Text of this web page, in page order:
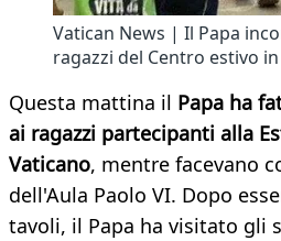
Vatican News | Il Papa
ragazzi del Centro estivo
Questa mattina il Papa ha
ai ragazzi partecipanti alla
Vaticano, mentre facevano
dell'Aula Paolo VI. Dopo
tavoli, il Papa ha visitato gli